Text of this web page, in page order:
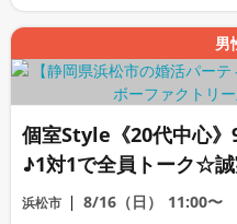
男
個室Style《20代中心》
♪1対1で全員トーク☆誠
ーティー
浜松市 8/16（日） 11:00〜